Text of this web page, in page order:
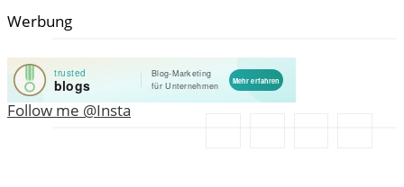
Werbung
Follow me @Insta